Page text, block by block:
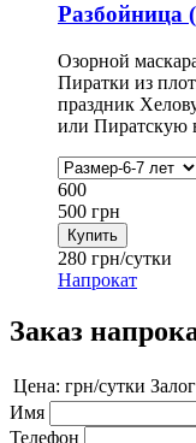
Разбойница
Озорной
Пиратки из
праздник
или Пиратскую
600
500 грн
280 грн/сутки
Напрокат
Заказ
Цена: грн/сутки
Имя
Телефон